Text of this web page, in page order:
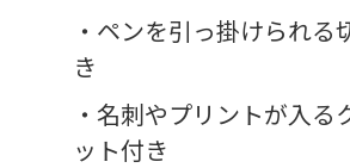
・ペンを引っ掛けられる
き
・名刺やプリントが入る
ット付き